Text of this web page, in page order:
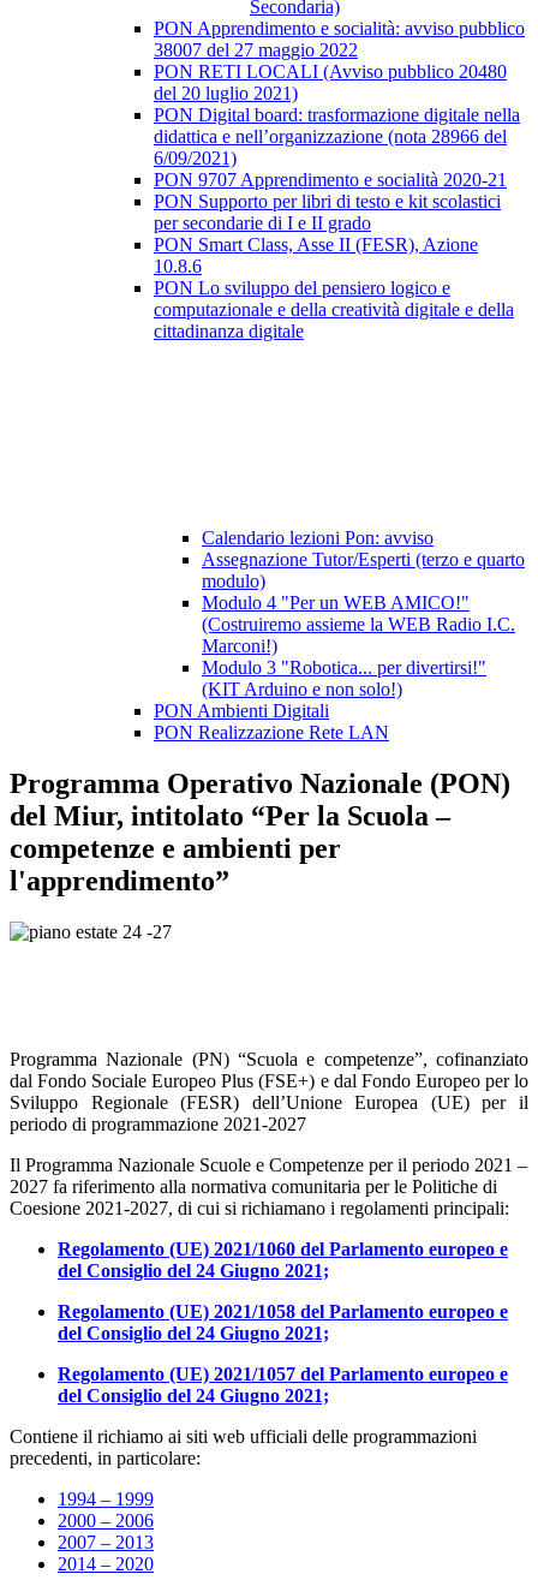
Secondaria)
PON Apprendimento e socialità: avviso pubblico
38007 del 27 maggio 2022
PON RETI LOCALI (Avviso pubblico 20480
del 20 luglio 2021)
PON Digital board: trasformazione digitale nella
didattica e nell’organizzazione (nota 28966 del
6/09/2021)
PON 9707 Apprendimento e socialità 2020-21
PON Supporto per libri di testo e kit scolastici
per secondarie di I e II grado
PON Smart Class, Asse II (FESR), Azione
10.8.6
PON Lo sviluppo del pensiero logico e
computazionale e della creatività digitale e della
cittadinanza digitale
Calendario lezioni Pon: avviso
Assegnazione Tutor/Esperti (terzo e quarto
modulo)
Modulo 4 "Per un WEB AMICO!"
(Costruiremo assieme la WEB Radio I.C.
Marconi!)
Modulo 3 "Robotica... per divertirsi!"
(KIT Arduino e non solo!)
PON Ambienti Digitali
PON Realizzazione Rete LAN
Programma Operativo Nazionale (PON)
del Miur, intitolato “Per la Scuola –
competenze e ambienti per
l'apprendimento”
Programma Nazionale (PN) “Scuola e competenze”, cofinanziato
dal Fondo Sociale Europeo Plus (FSE+) e dal Fondo Europeo per lo
Sviluppo Regionale (FESR) dell’Unione Europea (UE) per il
periodo di programmazione 2021-2027
Il Programma Nazionale Scuole e Competenze per il periodo 2021 –
2027 fa riferimento alla normativa comunitaria per le Politiche di
Coesione 2021-2027, di cui si richiamano i regolamenti principali:
Regolamento (UE) 2021/1060 del Parlamento europeo e
del Consiglio del 24 Giugno 2021;
Regolamento (UE) 2021/1058 del Parlamento europeo e
del Consiglio del 24 Giugno 2021;
Regolamento (UE) 2021/1057 del Parlamento europeo e
del Consiglio del 24 Giugno 2021;
Contiene il richiamo ai siti web ufficiali delle programmazioni
precedenti, in particolare:
1994 – 1999
2000 – 2006
2007 – 2013
2014 – 2020